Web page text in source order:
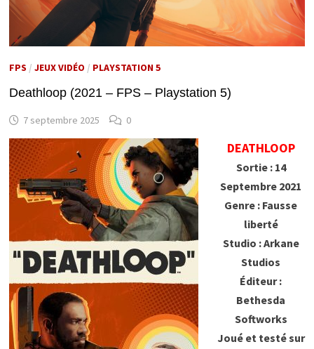
FPS / JEUX VIDÉO / PLAYSTATION 5
Deathloop (2021 – FPS – Playstation 5)
7 septembre 2025 0
DEATHLOOP
Sortie : 14
Septembre 2021
Genre : Fausse
liberté
Studio : Arkane
Studios
Éditeur :
Bethesda
Softworks
Joué et testé sur